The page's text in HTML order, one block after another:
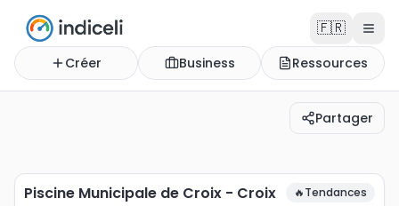
🇫🇷
Créer Business Ressources
Partager
Piscine Municipale de Croix - Croix
Piscine Municipale de Croix - Croix 🔥Tendances